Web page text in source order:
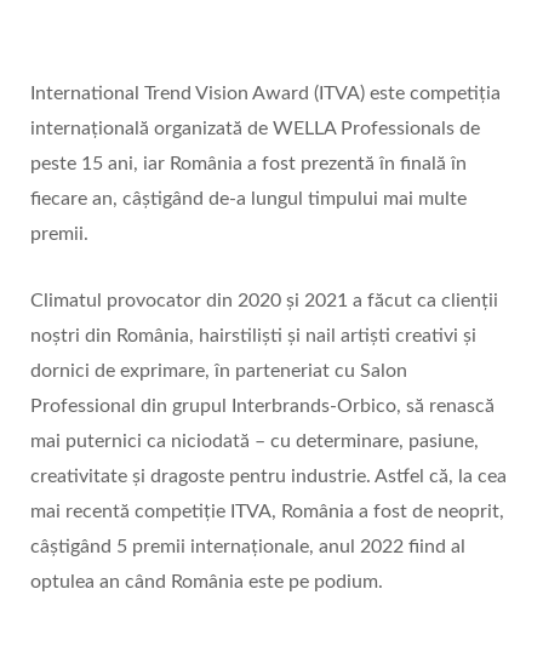
International Trend Vision Award (ITVA) este competiția
internațională organizată de WELLA Professionals de
peste 15 ani, iar România a fost prezentă în finală în
fiecare an, câștigând de-a lungul timpului mai multe
premii.
Climatul provocator din 2020 și 2021 a făcut ca clienții
noștri din România, hairstiliști și nail artiști creativi și
dornici de exprimare, în parteneriat cu Salon
Professional din grupul Interbrands-Orbico, să renască
mai puternici ca niciodată – cu determinare, pasiune,
creativitate și dragoste pentru industrie. Astfel că, la cea
mai recentă competiție ITVA, România a fost de neoprit,
câștigând 5 premii internaționale, anul 2022 fiind al
optulea an când România este pe podium.